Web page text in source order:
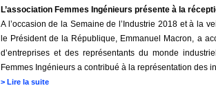
L’association Femmes Ingénieurs présente à la
A l’occasion de la Semaine de l’Industrie 2018 et à la
le Président de la République, Emmanuel Macron, a
d’entreprises et des représentants du monde
Femmes Ingénieurs a contribué à la représentation des
> Lire la suite